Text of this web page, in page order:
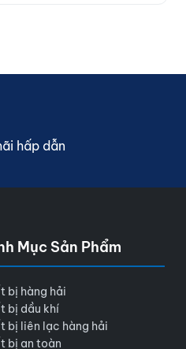
hấp dẫn
Mục Sản Phẩm
bị hàng hải
bị dầu khí
bị liên lạc hàng hải
bị an toàn